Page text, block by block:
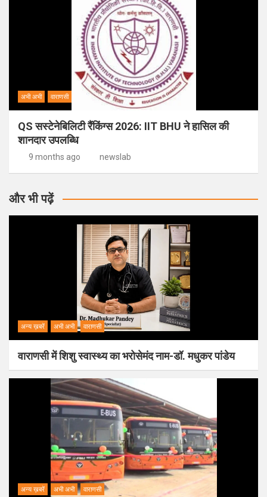
अभी अभी वाराणसी
QS सस्टेनेबिलिटी रैंकिंग्स 2026: IIT BHU ने हासिल की
शानदार उपलब्धि
9 months ago newslab
और भी पढ़ें
अन्य ख़बरें अभी अभी वाराणसी
वाराणसी में शिशु स्वास्थ्य का भरोसेमंद नाम-डॉ. मधुकर पांडेय
अन्य ख़बरें अभी अभी वाराणसी